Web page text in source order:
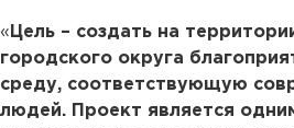
« Цель – создать на
городского округа
среду, соответствующую
людей. Проект является